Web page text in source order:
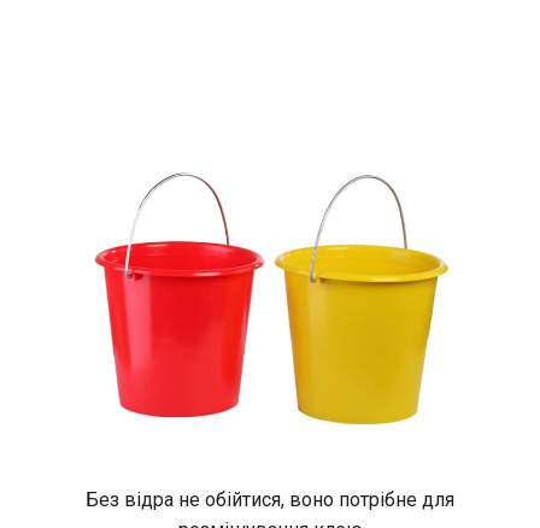
Без відра не обійтися, воно потрібне для